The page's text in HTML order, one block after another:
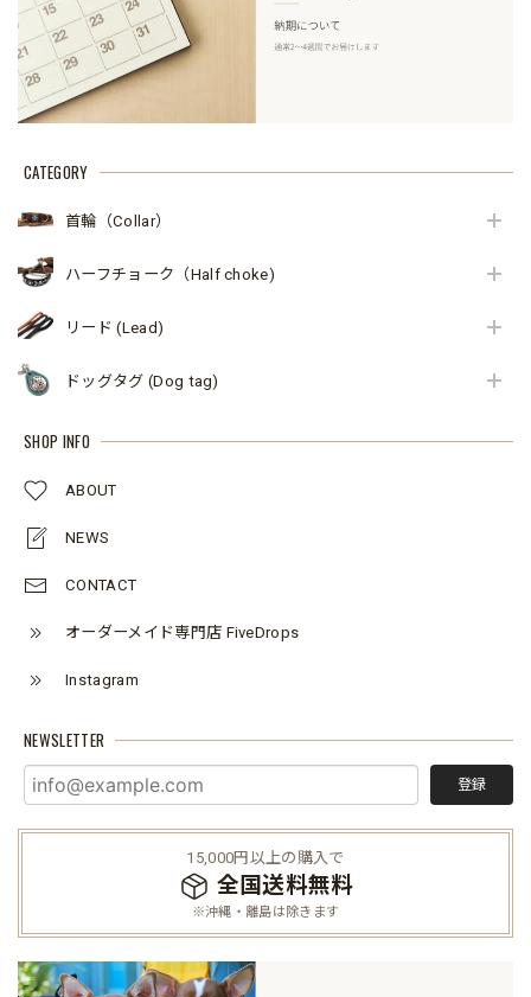
CATEGORY
首輪（Collar）
ハーフチョーク（Half choke)
リード (Lead)
ドッグタグ (Dog tag)
SHOP INFO
ABOUT
NEWS
CONTACT
オーダーメイド専門店 FiveDrops
Instagram
NEWSLETTER
登録
15,000円以上の購入で
全国送料無料
※沖縄・離島は除きます